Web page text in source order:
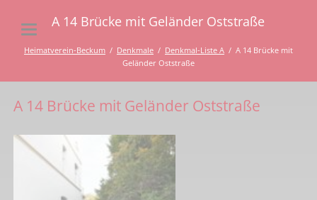
A 14 Brücke mit Geländer Oststraße
Heimatverein-Beckum Denkmale Denkmal-Liste A
A 14 Brücke mit
Geländer Oststraße
A 14 Brücke mit Geländer Oststraße